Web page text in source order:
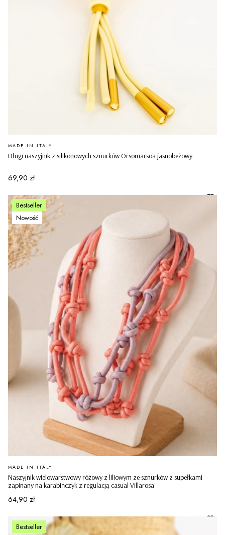
Długi naszyjnik z silikonowych sznurków Orsomarsoa jasnobeżowy
PRODUCENT
MADE IN ITALY
Cena
69,90 zł
Bestseller
Nowość
Naszyjnik wielowarstwowy różowy z liliowym ze sznurków z supełkami
zapinany na karabińczyk z regulacją casual Villarosa
PRODUCENT
MADE IN ITALY
Cena
64,90 zł
Bestseller